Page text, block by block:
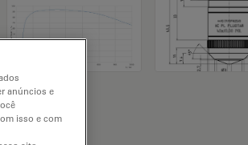
anúncios e
isso e com